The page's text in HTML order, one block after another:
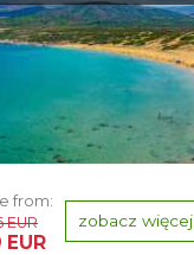
from:
EUR
EUR
zobacz więcej